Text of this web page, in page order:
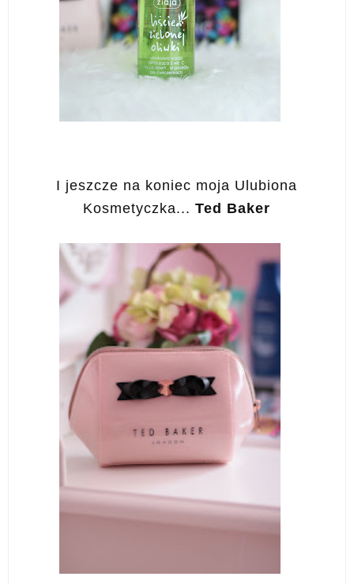
I jeszcze na koniec moja Ulubiona
Kosmetyczka...Ted Baker